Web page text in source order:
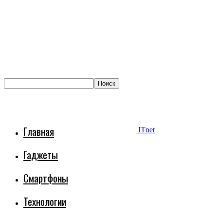
ITnet
Главная
Гаджеты
Смартфоны
Технологии